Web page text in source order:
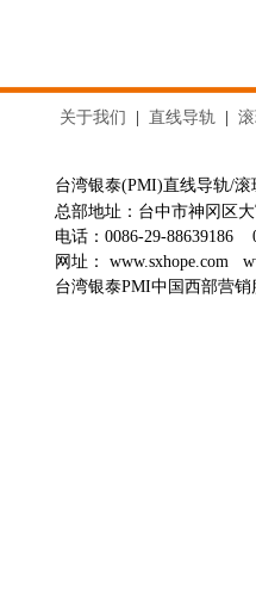
关于我们 直线导轨
台湾银泰(PMI)直线导轨/
总部地址：台中市神冈区
电话： 0086-29-88639186
网址： www.sxhope.com
台湾银泰PMI中国西部营